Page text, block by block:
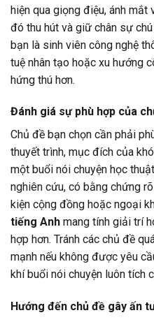
hiện qua giọng điệu, ánh
đó thu hút và giữ chân sự
bạn là sinh viên công nghệ
tuệ nhân tạo hoặc xu hướng
hứng thú hơn.
Đánh giá sự phù hợp của
Chủ đề bạn chọn cần phải
thuyết trình, mục đích của
một buổi nói chuyện học
nghiên cứu, có bằng chứng
kiện cộng đồng hoặc ngoại
tiếng Anh mang tính giải trí
hợp hơn. Tránh các chủ đề
mạnh nếu không được yêu
khí buổi nói chuyện luôn tích
Hướng đến chủ đề gây ấn